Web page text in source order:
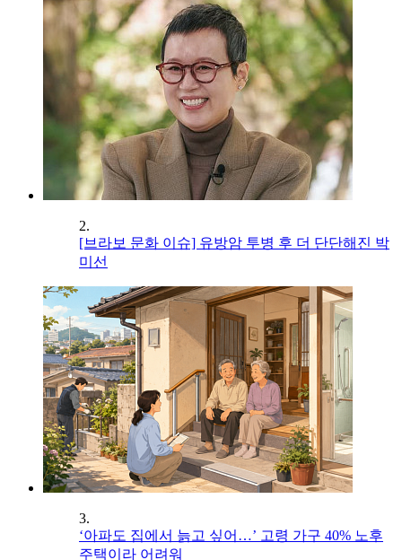
2.
[브라보 문화 이슈] 유방암 투병 후 더 단단해진 박
미선
3.
‘아파도 집에서 늙고 싶어…’ 고령 가구 40% 노후
주택이라 어려워